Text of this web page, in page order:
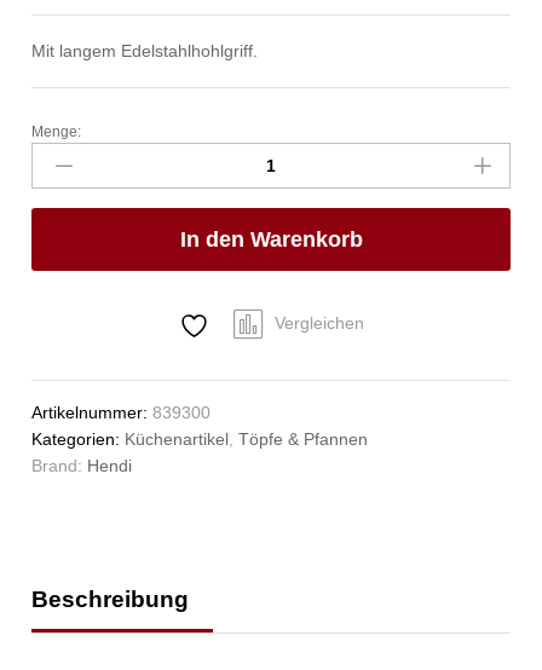
Mit langem Edelstahlhohlgriff.
Sauteuse
ohne
Deckel,
Kitchen
Anzahl
Menge:
In den Warenkorb
Vergleichen
Artikelnummer:839300
Kategorien: Küchenartikel,Töpfe & Pfannen
Brand: Hendi
Beschreibung